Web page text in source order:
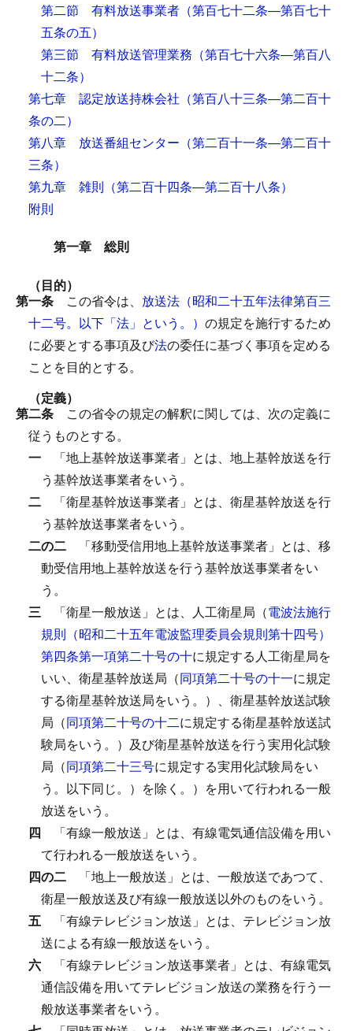
第二節 有料放送事業者 （第百七十二条―第百七十
五条の五）
第三節 有料放送管理業務 （第百七十六条―第百八
十二条）
第七章 認定放送持株会社 （第百八十三条―第二百十
条の二）
第八章 放送番組センター （第二百十一条―第二百十
三条）
第九章 雑則 （第二百十四条―第二百十八条）
附則
第一章 総則
（目的）
第一条
この省令は、 放送法（昭和二十五年法律第百三
十二号。以下「法」という。） の規定を施行するため
に必要とする事項及び法の委任に基づく事項を定める
ことを目的とする。
（定義）
第二条
この省令の規定の解釈に関しては、次の定義に
従うものとする。
一
「地上基幹放送事業者」とは、地上基幹放送を行
う基幹放送事業者をいう。
二
「衛星基幹放送事業者」とは、衛星基幹放送を行
う基幹放送事業者をいう。
二の二
「移動受信用地上基幹放送事業者」とは、移
動受信用地上基幹放送を行う基幹放送事業者をい
う。
三
「衛星一般放送」とは、人工衛星局（電波法施行
規則（昭和二十五年電波監理委員会規則第十四号）
第四条第一項第二十号の十に規定する人工衛星局を
いい、衛星基幹放送局（同項第二十号の十一に規定
する衛星基幹放送局をいう。）、衛星基幹放送試験
局（同項第二十号の十二に規定する衛星基幹放送試
験局をいう。）及び衛星基幹放送を行う実用化試験
局（同項第二十三号に規定する実用化試験局をい
う。以下同じ。）を除く。）を用いて行われる一般
放送をいう。
四
「有線一般放送」とは、有線電気通信設備を用い
て行われる一般放送をいう。
四の二
「地上一般放送」とは、一般放送であつて、
衛星一般放送及び有線一般放送以外のものをいう。
五
「有線テレビジョン放送」とは、テレビジョン放
送による有線一般放送をいう。
六
「有線テレビジョン放送事業者」とは、有線電気
通信設備を用いてテレビジョン放送の業務を行う一
般放送事業者をいう。